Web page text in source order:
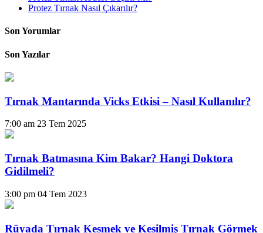
Protez Tırnak Nasıl Çıkarılır?
Son Yorumlar
Son Yazılar
Tırnak Mantarında Vicks Etkisi – Nasıl Kullanılır?
7:00 am 23 Tem 2025
Tırnak Batmasına Kim Bakar? Hangi Doktora
Gidilmeli?
3:00 pm 04 Tem 2023
Rüyada Tırnak Kesmek ve Kesilmiş Tırnak Görmek